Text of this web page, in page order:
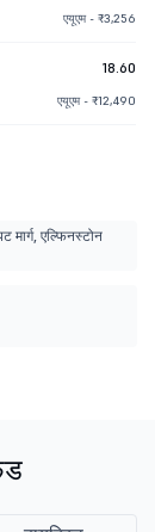
एयूएम - ₹3,256
18.60
एयूएम - ₹12,490
मार्ग, एल्फिनस्टोन